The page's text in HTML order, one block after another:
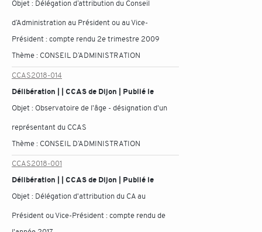
Objet : Délégation d’attribution du Conseil
d’Administration au Président ou au Vice-
Président : compte rendu 2e trimestre 2009
Thème : CONSEIL D’ADMINISTRATION
CCAS2018-014
Délibération | | CCAS de Dijon | Publié le
Objet : Observatoire de l'âge - désignation d'un
représentant du CCAS
Thème : CONSEIL D’ADMINISTRATION
CCAS2018-001
Délibération | | CCAS de Dijon | Publié le
Objet : Délégation d'attribution du CA au
Président ou Vice-Président : compte rendu de